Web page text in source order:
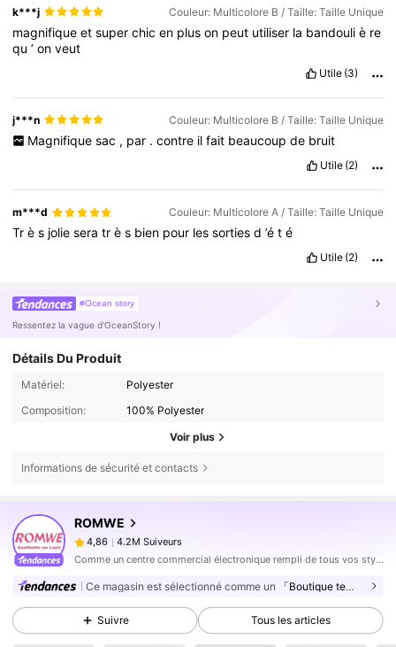
k***j Couleur: Multicolore B / Taille: Taille Unique
magnifiqueetsuperchicen pluson peut utiliser la bandouliè re
qu’onveut
Utile (3)
j***n Couleur: Multicolore B / Taille: Taille Unique
Magnifique sac , par . contre il fait beaucoup de bruit
Utile (2)
m***d Couleur: Multicolore A / Taille: Taille Unique
Très jolieseratrès bien pour lessortiesd’été
Utile (2)
#Ocean story
Ressentez la vague d'OceanStory !
Détails Du Produit
Matériel:
Polyester
Composition:
100% Polyester
Voir plus
Informations de sécurité et contacts
ROMWE
4,86
4.2M Suiveurs
est en train de naviguer
4,86 4.2M Suiveurs
Comme un centre commercial électronique rempli de tous vos styles sociaux préférés (enfin). Mettez de l'ordre dans votre esthétique avec les vêtements et la décoration ROMWE que vous avez vus - et aimés - en ligne, plus toutes les pièces dark pop dont vous ne saviez pas que vous aviez besoin.
Ce magasin est sélectionné comme un 「Boutique tendance」
Suivre Tous les articles